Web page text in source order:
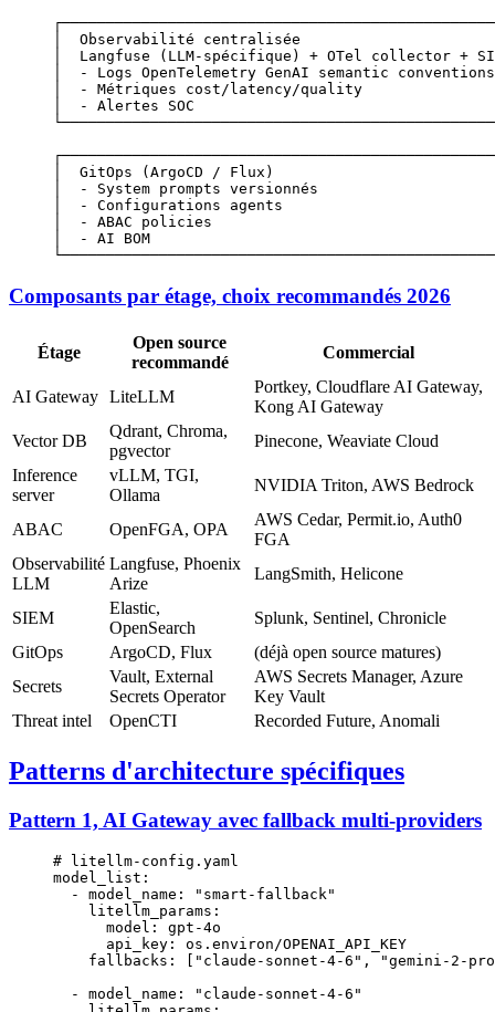
│  Observabilité centralisée
│  Langfuse (LLM-spécifique) + OTel collector
│  - Logs OpenTelemetry GenAI semantic
│  - Métriques cost/latency/quality
│  - Alertes SOC
│  GitOps (ArgoCD / Flux)
│  - System prompts versionnés
│  - Configurations agents
│  - ABAC policies
│  - AI BOM
Composants par étage, choix recommandés 2026
Étage
Open source
recommandé
Commercial
AI Gateway LiteLLM
Portkey, Cloudflare AI Gateway,
Kong AI Gateway
Vector DB
Qdrant, Chroma,
pgvector
Pinecone, Weaviate Cloud
Inference
server
vLLM, TGI,
Ollama
NVIDIA Triton, AWS Bedrock
ABAC OpenFGA, OPA
AWS Cedar, Permit.io, Auth0
FGA
Observabilité
LLM
Langfuse, Phoenix
Arize
LangSmith, Helicone
SIEM
Elastic,
OpenSearch
Splunk, Sentinel, Chronicle
GitOps
ArgoCD, Flux
(déjà open source matures)
Secrets
Vault, External
Secrets Operator
AWS Secrets Manager, Azure
Key Vault
Threat intel
OpenCTI Recorded Future, Anomali
Patterns d'architecture spécifiques
Pattern 1, AI Gateway avec fallback multi-providers
# litellm-config.yaml
model_list :
  -
model_name :
"smart-fallback"
    litellm_params
:
      model
: gpt-4o
      api_key
: os.environ/OPENAI_API_KEY
    fallbacks
: [ "claude-sonnet-4-6" ,
"gemini-2-
  -
model_name :
"claude-sonnet-4-6"